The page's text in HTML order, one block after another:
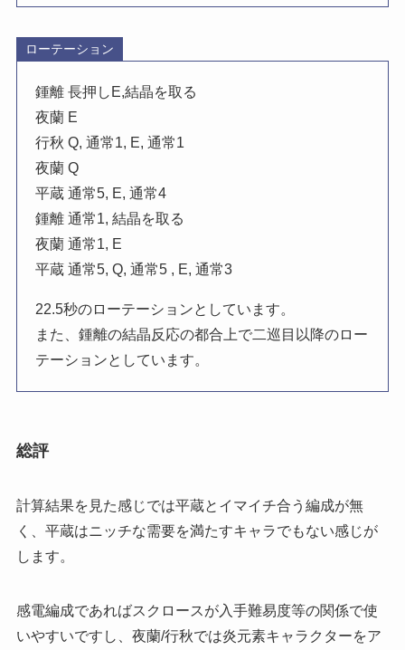
ローテーション
鍾離 長押しE,結晶を取る
夜蘭 E
行秋 Q, 通常1, E, 通常1
夜蘭 Q
平蔵 通常5, E, 通常4
鍾離 通常1, 結晶を取る
夜蘭 通常1, E
平蔵 通常5, Q, 通常5 , E, 通常3
22.5秒のローテーションとしています。
また、鍾離の結晶反応の都合上で二巡目以降のロー
テーションとしています。
総評
計算結果を見た感じでは平蔵とイマイチ合う編成が無
く、平蔵はニッチな需要を満たすキャラでもない感じが
します。
感電編成であればスクロースが入手難易度等の関係で使
いやすいですし、夜蘭/行秋では炎元素キャラクターをア